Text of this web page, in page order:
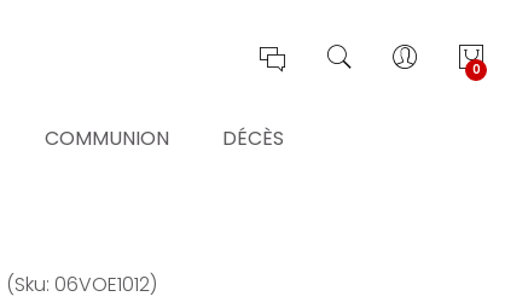
0
COMMUNION DÉCÈS
(Sku: 06VOE1012)